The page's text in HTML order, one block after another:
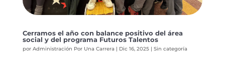
Cerramos el año con balance positivo del área
social y del programa Futuros Talentos
por Administración Por Una Carrera | Dic 16, 2025| Sin categoría